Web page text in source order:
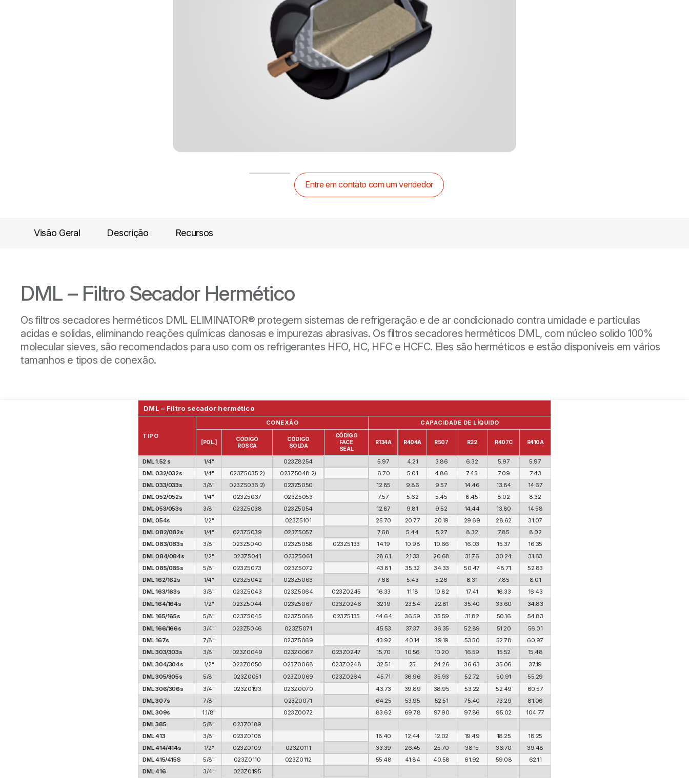
Entre em contato com um vendedor
Visão Geral Descrição Recursos
DML – Filtro Secador Hermético
Os filtros secadores herméticos DML ELIMINATOR® protegem sistemas de refrigeração e de ar condicionado contra umidade e partículas
acidas e solidas, eliminando reações químicas danosas e impurezas abrasivas. Os filtros secadores herméticos DML, com núcleo solido 100%
molecular sieves, são recomendados para uso com os refrigerantes HFO, HC, HFC e HCFC. Eles são herméticos e estão disponíveis em vários
tamanhos e tipos de conexão.
DML – Filtro secador hermético
TIPO
CONEXÃO CAPACIDADE DE LÍQUIDO
[POL.]
CÓDIGO
ROSCA
CÓDIGO
SOLDA
CÓDIGO
FACE
SEAL
R134A R404A R507 R22 R407C R410A
DML 1.52 s 1/4" 023Z8254 5.97 4.21 3.86 6.32 5.97
5.97
DML 032/032s
1/4" 023Z5035 2) 023Z5048 2) 6.70 5.01 4.86 7.45 7.09
7.43
DML 033/033s
3/8" 023Z5036 2) 023Z5050 12.85 9.86 9.57 14.46 13.84
14.67
DML 052/052s
1/4" 023Z5037 023Z5053 7.57 5.62 5.45 8.45 8.02
8.32
DML 053/053s
3/8" 023Z5038 023Z5054 12.87 9.81 9.52 14.44 13.80
14.58
DML 054s
1/2" 023Z5101 25.70 20.77 20.19 29.69 28.62
31.07
DML 082/082s
1/4" 023Z5039 023Z5057 7.68 5.44 5.27 8.32 7.85
8.02
DML 083/083s
3/8" 023Z5040 023Z5058 023Z5133 14.19 10.98 10.66 16.03 15.37
16.35
DML 084/084s
1/2" 023Z5041 023Z5061 28.61 21.33 20.68 31.76 30.24
31.63
DML 085/085s
5/8" 023Z5073 023Z5072 43.81 35.32 34.33 50.47 48.71
52.83
DML 162/162s
1/4" 023Z5042 023Z5063 7.68 5.43 5.26 8.31 7.85
8.01
DML 163/163s
3/8" 023Z5043 023Z5064 023Z0245 16.33 11.18 10.82 17.41 16.33
16.43
DML 164/164s
1/2" 023Z5044 023Z5067 023Z0246 32.19 23.54 22.81 35.40 33.60
34.83
DML 165/165s
5/8" 023Z5045 023Z5068 023Z5135 44.64 36.59 35.59 31.82 50.16
54.83
DML 166/166s
3/4" 023Z5046 023Z5071 45.53 37.37 36.35 52.89 51.20
56.01
DML 167s
7/8" 023Z5069 43.92 40.14 39.19 53.50 52.78
60.97
DML 303/303s
3/8" 023Z0049 023Z0067 023Z0247 15.70 10.56 10.20 16.59 15.52
15.48
DML 304/304s
1/2" 023Z0050 023Z0068 023Z0248 32.51 25 24.26 36.63 35.06
37.19
DML 305/305s
5/8" 023Z0051 023Z0069 023Z0264 45.71 36.96 35.93 52.72 50.91
55.29
DML 306/306s
3/4" 023Z0193 023Z0070 43.73 39.89 38.95 53.22 52.49
60.57
DML 307s
7/8" 023Z0071 64.25 53.95 52.51 75.40 73.29
81.06
DML 309s
1.1/8" 023Z0072 83.62 69.78 97.90 97.86 95.02
104.77
DML 385
5/8"
023Z0189
DML 413
3/8" 023Z0108 18.40 12.44 12.02 19.49 18.25
18.25
DML 414/414s
1/2" 023Z0109 023Z0111 33.39 26.45 25.70 38.15 36.70
39.48
DML 415/415S
5/8" 023Z0110 023Z0112 55.48 41.84 40.58 61.92 59.08
62.11
DML 416
3/4"
023Z0195